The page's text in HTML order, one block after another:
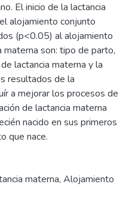
El inicio de la lactancia
alojamiento conjunto
(p<0.05) al alojamiento
materna son: tipo de parto,
lactancia materna y la
resultados de la
a mejorar los procesos de
de lactancia materna
nacido en sus primeros
que nace.
materna, Alojamiento